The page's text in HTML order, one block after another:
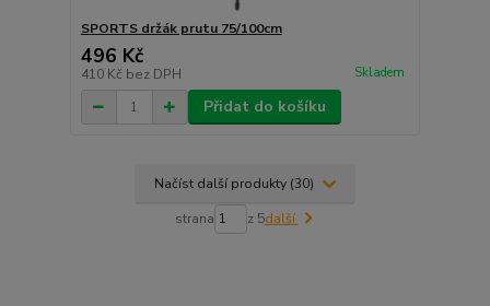
SPORTS držák prutu 75/100cm
496 Kč
410 Kč bez DPH Skladem
Přidat do košíku
Načíst další produkty (30)
strana z 5další